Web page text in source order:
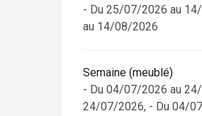
- Du 25/07/2026 au
au 14/08/2026
Semaine (meublé)
- Du 04/07/2026 au
24/07/2026, - Du 04/